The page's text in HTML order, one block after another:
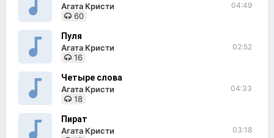
Агата Кристи
60
04:49
Пуля
Агата Кристи
16
02:52
Четыре слова
Агата Кристи
18
04:33
Пират
Агата Кристи
03:18